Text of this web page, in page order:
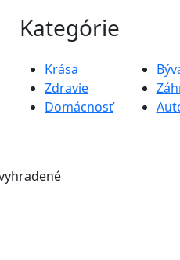
Kategórie
Krása
Zdravie
Domácnosť